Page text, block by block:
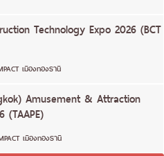
Technology Expo 2026 (BCT
เมืองทองธานี
Amusement & Attraction
(TAAPE)
เมืองทองธานี